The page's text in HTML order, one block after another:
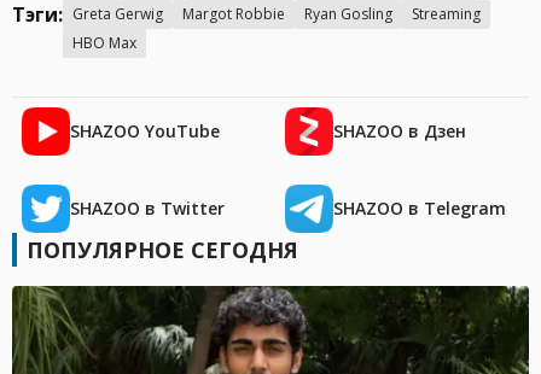
Тэги: Greta Gerwig
Margot Robbie Ryan Gosling
Streaming
HBO Max
SHAZOO YouTube SHAZOO в Дзен
SHAZOO в Twitter SHAZOO в Telegram
ПОПУЛЯРНОЕ СЕГОДНЯ